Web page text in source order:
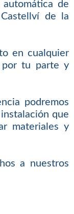
de
de la
en cualquier
por tu parte y
podremos
que
materiales y
a nuestros